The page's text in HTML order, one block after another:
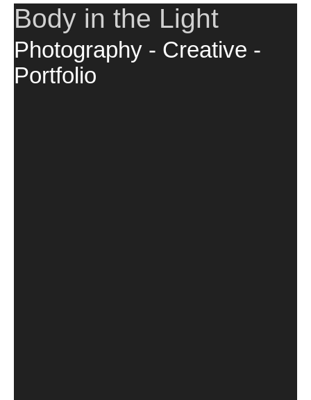
Body in the Light
Photography - Creative -
Portfolio